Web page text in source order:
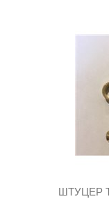
ШТУЦЕР